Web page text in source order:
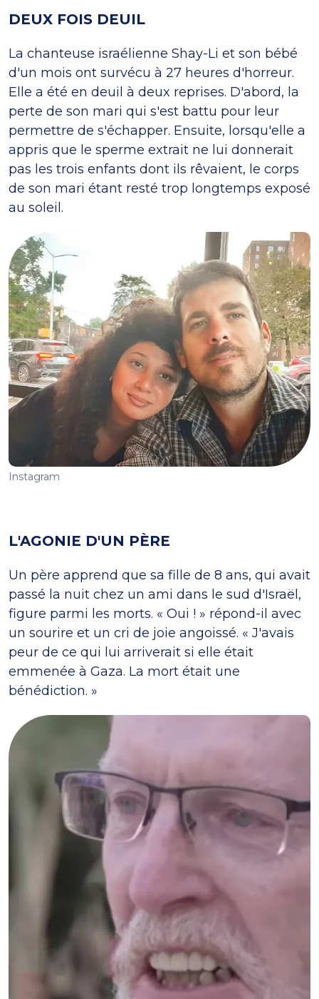
DEUX FOIS DEUIL
La chanteuse israélienne Shay-Li et son bébé
d'un mois ont survécu à 27 heures d'horreur.
Elle a été en deuil à deux reprises. D'abord, la
perte de son mari qui s'est battu pour leur
permettre de s'échapper. Ensuite, lorsqu'elle a
appris que le sperme extrait ne lui donnerait
pas les trois enfants dont ils rêvaient, le corps
de son mari étant resté trop longtemps exposé
au soleil.
Instagram
L'AGONIE D'UN PÈRE
Un père apprend que sa fille de 8 ans, qui avait
passé la nuit chez un ami dans le sud d'Israël,
figure parmi les morts. « Oui ! » répond-il avec
un sourire et un cri de joie angoissé. « J'avais
peur de ce qui lui arriverait si elle était
emmenée à Gaza. La mort était une
bénédiction. »